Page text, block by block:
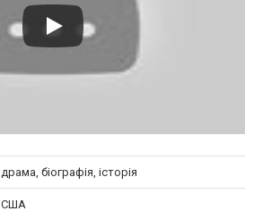
драма, біографія, історія
США